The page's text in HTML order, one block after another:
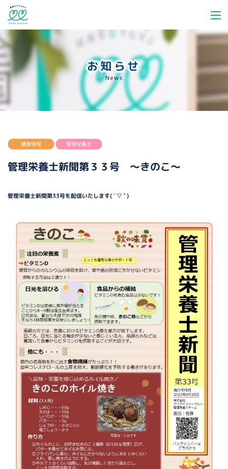
お知らせ
News
健康情報 管理栄養士
管理栄養士新聞第３３号 〜きのこ〜
管理栄養士新聞第33号を配信いたします( ´ ▽ ` )